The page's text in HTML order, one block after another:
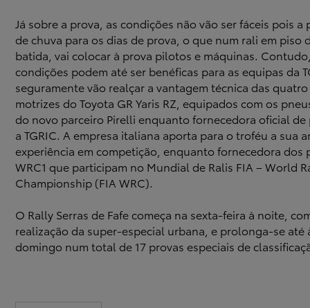
Já sobre a prova, as condições não vão ser fáceis pois a
de chuva para os dias de prova, o que num rali em piso
batida, vai colocar à prova pilotos e máquinas.
condições podem até ser benéficas para as equipas da
seguramente vão realçar a vantagem técnica das
motrizes do Toyota GR Yaris RZ, equipados com os
do novo parceiro Pirelli enquanto fornecedora oficial de
a TGRIC. A empresa italiana aporta para o troféu a sua
experiência em competição, enquanto fornecedora dos
WRC1 que participam no Mundial de Ralis FIA – World
Championship (FIA WRC).
O Rally Serras de Fafe começa na sexta-feira à noite,
realização da super-especial urbana, e prolonga-se até
domingo num total de 17 provas especiais de